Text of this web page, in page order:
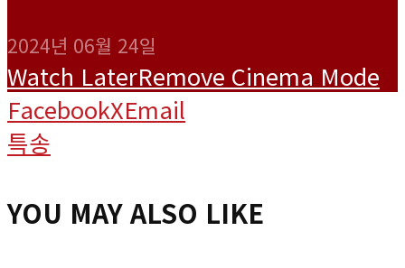
2024년 06월 24일
Watch LaterRemove Cinema Mode
FacebookXEmail
특송
YOU MAY ALSO LIKE